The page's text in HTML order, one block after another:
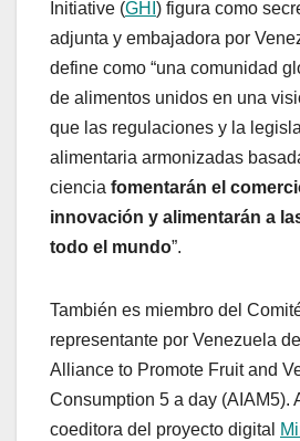
Initiative (GHI ) figura como
adjunta y embajadora por
define como “una comunidad
de alimentos unidos en una
que las regulaciones y la
alimentaria armonizadas
ciencia fomentarán el
innovación y alimentarán a
todo el mundo”.
También es miembro del
representante por Venezuela
Alliance to Promote Fruit and
Consumption 5 a day (AIAM5).
coeditora del proyecto digital